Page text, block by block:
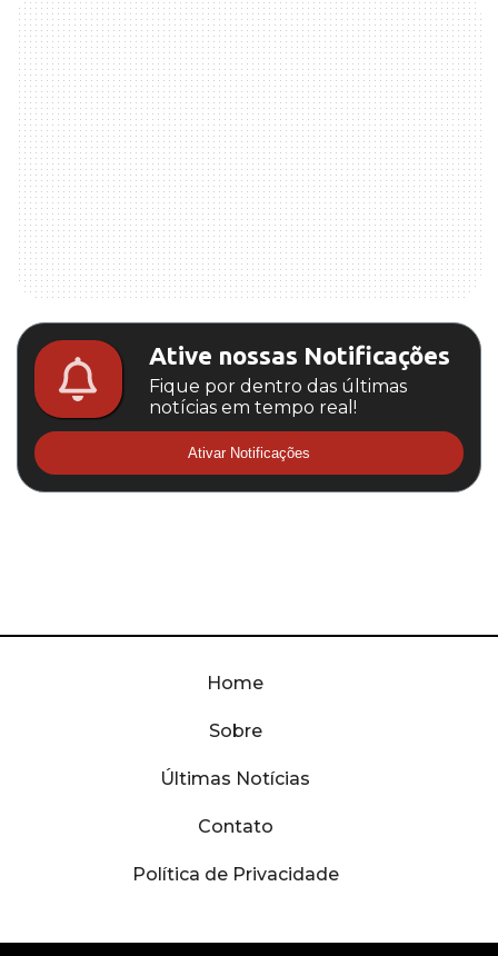
Ative nossas Notificações
Fique por dentro das últimas
notícias em tempo real!
Ativar Notificações
Home
Sobre
Últimas Notícias
Contato
Política de Privacidade